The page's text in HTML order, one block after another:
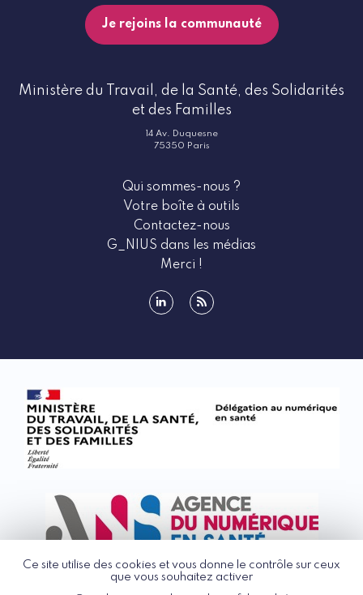
Ce site utilise des cookies et vous donne le contrôle sur ceux
que vous souhaitez activer
Je rejoins la communauté
Ministère du Travail, de la Santé, des Solidarités
et des Familles
14 Av. Duquesne
75350 Paris
Qui sommes-nous ?
Votre boîte à outils
Contactez-nous
G_NIUS dans les médias
Merci !